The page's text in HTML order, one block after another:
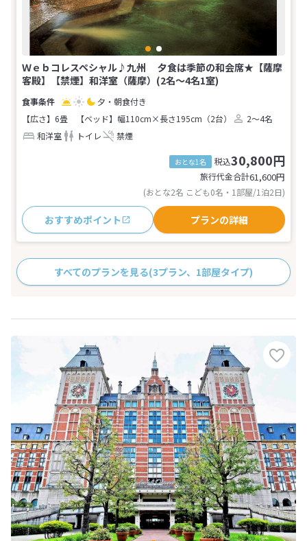
Ｗｅｂコレスペシャル♪九州 夕食は季節の和会席★【薩摩
客殿】【禁煙】和洋室（薩摩）(2名～4名1室)
夕・朝食付き
【広さ】6畳
【ベッド】幅110cm×長さ195cm（2台）
2～4名
和洋室
トイレ 禁煙
おとな1名 税込30,800円
旅行代金合計61,600円
(おとな2名 こども0名・1部屋/1泊2日)
おすすめポイント プランの詳細
すべてのプランを見る(3プラン、1部屋タイプ)